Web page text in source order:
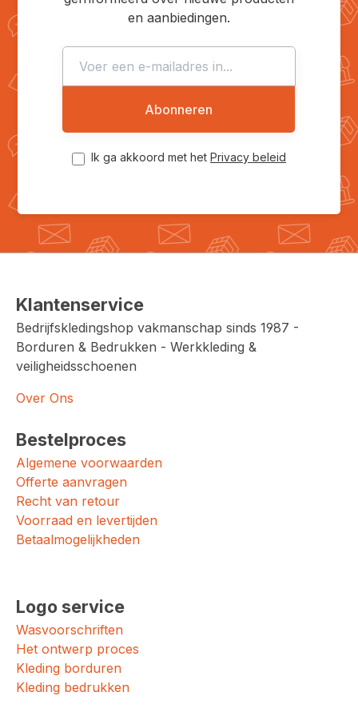
en aanbiedingen.
Abonneren
Ik ga akkoord met het Privacy beleid
Klantenservice
Bedrijfskledingshop vakmanschap sinds 1987 -
Borduren & Bedrukken - Werkkleding &
veiligheidsschoenen
Over Ons
Bestelproces
Algemene voorwaarden
Offerte aanvragen
Recht van retour
Voorraad en levertijden
Betaalmogelijkheden
Logo service
Wasvoorschriften
Het ontwerp proces
Kleding borduren
Kleding bedrukken